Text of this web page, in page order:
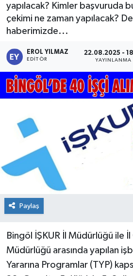
yapılacak? Kimler başvuruda
çekimi ne zaman yapılacak?
haberimizde...
EROL YILMAZ
EDITÖR
22.08.2025 -
YAYINLANMA
Paylaş
Bingöl İŞKUR İl Müdürlüğü ile
Müdürlüğü arasında yapılan
Yararına Programlar (TYP)
GENÇ
GÜNDEM
KARLIOVA
KİĞI
RESMİ İLANLAR
SAĞLIK
SİYASET
SOLHAN
SPOR
YAYLADERE
Tüm Manşetler
Son Dakika Haberleri
Haber Arşivi